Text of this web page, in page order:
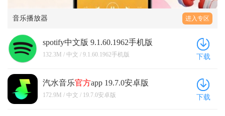
音乐播放器 进入专区
spotify中文版 9.1.60.1962手机版
132.3M / 中文 / 9.1.60.1962手机版 下载
汽水音乐官方app 19.7.0安卓版
172.9M / 中文 / 19.7.0安卓版 下载